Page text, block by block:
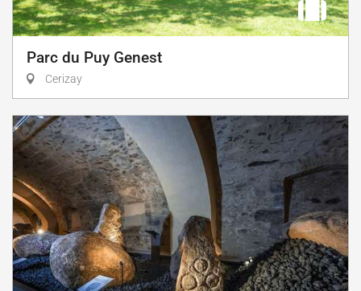
Parc du Puy Genest
Cerizay